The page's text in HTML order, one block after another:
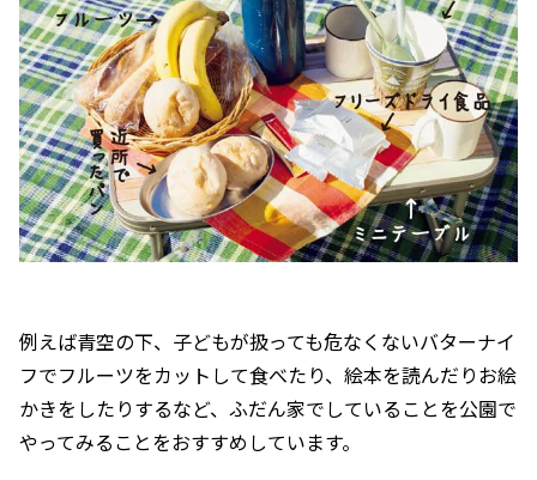
例えば青空の下、子どもが扱っても危なくないバターナイ
フでフルーツをカットして食べたり、絵本を読んだりお絵
かきをしたりするなど、ふだん家でしていることを公園で
やってみることをおすすめしています。